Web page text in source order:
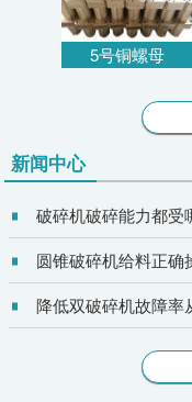
5号铜螺母
新闻中心
破碎机破碎能力都受
圆锥破碎机给料正确
降低双破碎机故障率